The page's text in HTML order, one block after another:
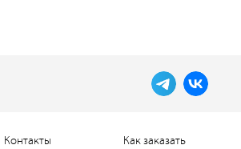
Контакты Как заказать